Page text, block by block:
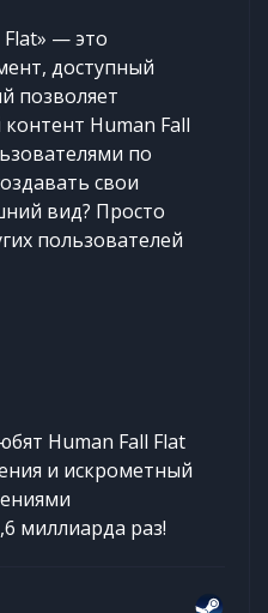
Flat» — это
доступный
позволяет
Human Fall
по
свои
вид? Просто
пользователей
Human Fall Flat
и искрометный
миллиарда раз!